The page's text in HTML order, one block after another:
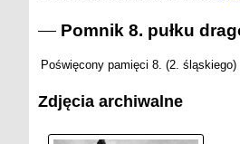
Pomnik 8. pułku
Poświęcony pamięci 8. (2.
Zdjęcia archiwalne